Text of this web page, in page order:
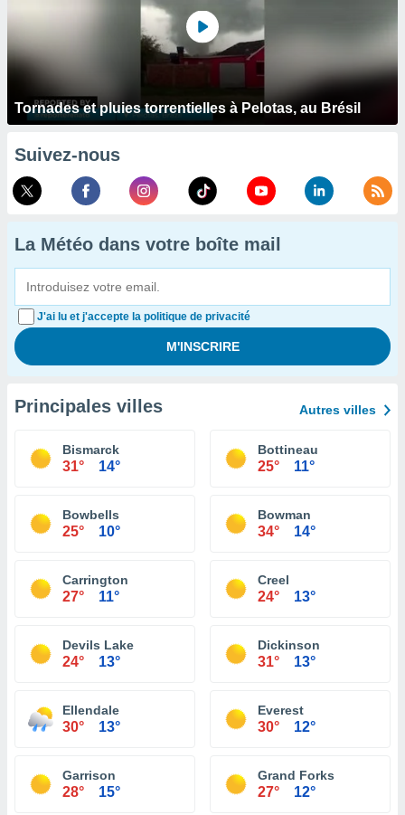
Tornades et pluies torrentielles à Pelotas, au Brésil
Suivez-nous
La Météo dans votre boîte mail
J'ai lu et j'accepte la politique de privacité
Principales villes Autres villes
Bismarck
31° 14°
Bottineau
25° 11°
Bowbells
25° 10°
Bowman
34° 14°
Carrington
27° 11°
Creel
24° 13°
Devils Lake
24° 13°
Dickinson
31° 13°
Ellendale
30° 13°
Everest
30° 12°
Garrison
28° 15°
Grand Forks
27° 12°